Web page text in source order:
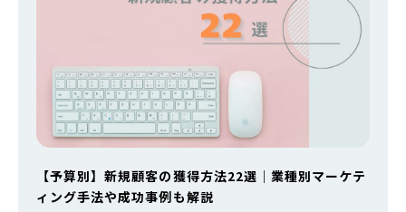
【予算別】新規顧客の獲得方法22選｜業種別マーケテ
ィング手法や成功事例も解説